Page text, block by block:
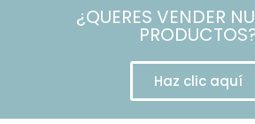
¿QUERES VENDER
Haz clic aquí